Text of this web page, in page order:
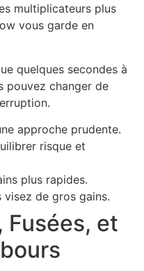
multiplicateurs plus
vous garde en
quelques secondes à
pouvez changer de
approche prudente.
risque et
plus rapides.
de gros gains.
et